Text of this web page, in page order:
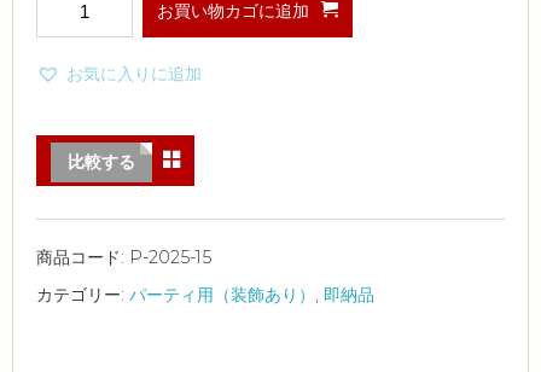
お買い物カゴに追加
お気に入りに追加
比較する
商品コード: P-2025-15
カテゴリー: パーティ用（装飾あり） , 即納品